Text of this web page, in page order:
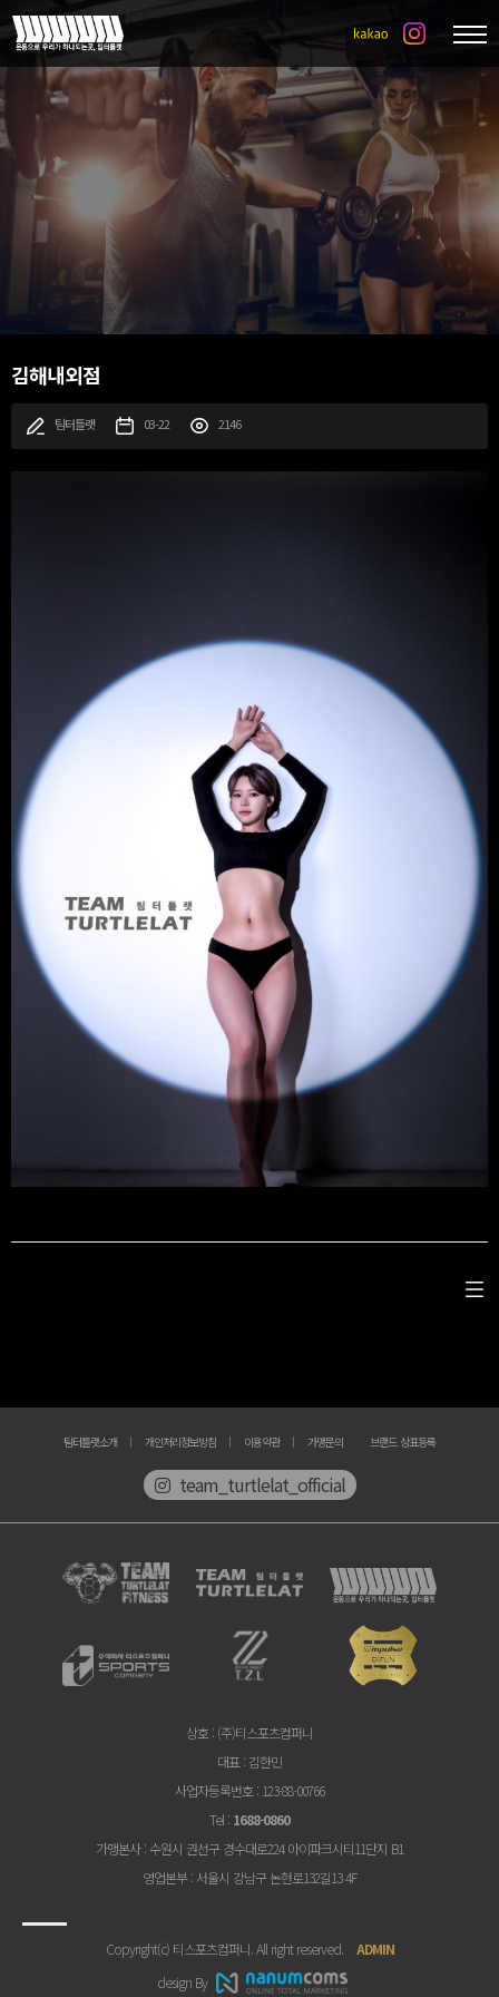
김해내외점
팀터틀랫 03-22 2146
팀터틀랫소개 개인처리정보방침 이용약관 가맹문의 브랜드 상표등록
team_turtlelat_official
상호 : (주)티스포츠컴퍼니
대표 : 김한민
사업자등록번호 : 123-88-00766
Tel : 1688-0860
가맹본사: 수원시 권선구 경수대로224 아이파크시티11단지 B1
영업본부: 서울시 강남구 논현로132길13 4F
Copyright(c) 티스포츠컴퍼니. All right reserved. ADMIN
design By